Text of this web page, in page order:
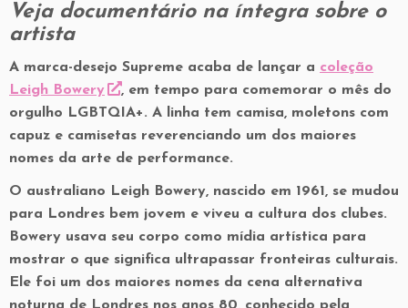
Veja documentário na íntegra sobre o
artista
A marca-desejo Supreme acaba de lançar a coleção
Leigh Bowery
, em tempo para comemorar o mês do
orgulho LGBTQIA+. A linha tem camisa, moletons com
capuz e camisetas reverenciando um dos maiores
nomes da arte de performance.
O australiano Leigh Bowery, nascido em 1961, se mudou
para Londres bem jovem e viveu a cultura dos clubes.
Bowery usava seu corpo como mídia artística para
mostrar o que significa ultrapassar fronteiras culturais.
Ele foi um dos maiores nomes da cena alternativa